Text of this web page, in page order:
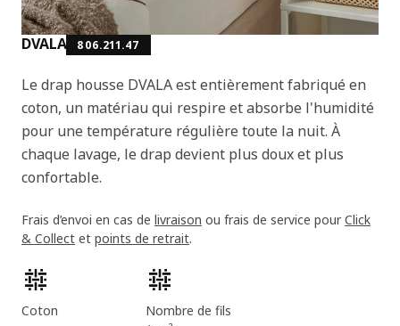
DVALA 806.211.47
Le drap housse DVALA est entièrement fabriqué en
coton, un matériau qui respire et absorbe l'humidité
pour une température régulière toute la nuit. À
chaque lavage, le drap devient plus doux et plus
confortable.
Frais d’envoi en cas de livraison ou frais de service pour Click
& Collect et points de retrait.
Caractéristiques du produit
Coton
Nombre de fils